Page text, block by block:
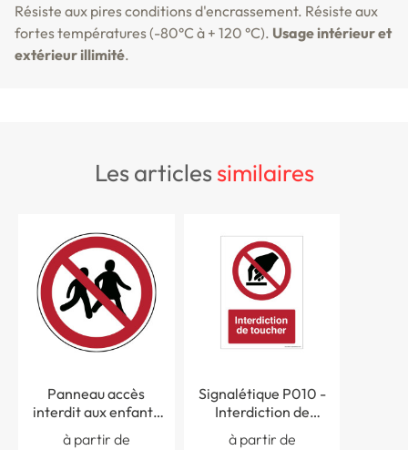
Résiste aux pires conditions d'encrassement. Résiste aux
fortes températures (-80°C à + 120 °C). Usage intérieur et
extérieur illimité.
les articlessimilaires
Panneau accès
interdit aux enfants
ISO 7010 - P036
à partir de
Signalétique P010 -
Interdiction de
toucher - ISO EN 7010
à partir de